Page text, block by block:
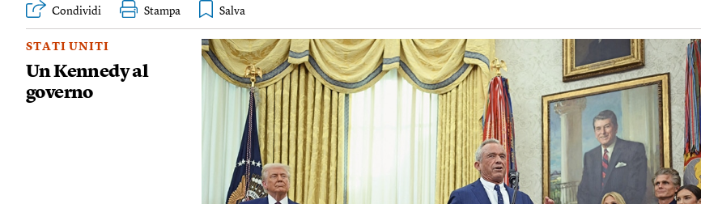
Condividi Stampa
STATI UNITI
Un Kennedy al
governo